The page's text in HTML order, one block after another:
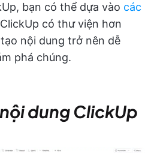
bạn có thể dựa vào các
có thư viện hơn
nội dung trở nên dễ
phá chúng.
dung ClickUp